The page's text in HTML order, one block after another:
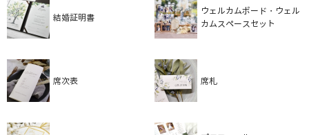
結婚証明書
ウェルカムボード・ウェル
カムスペースセット
席次表 席札